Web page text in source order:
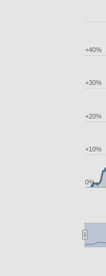
0%
+10%
+20%
+30%
+40%